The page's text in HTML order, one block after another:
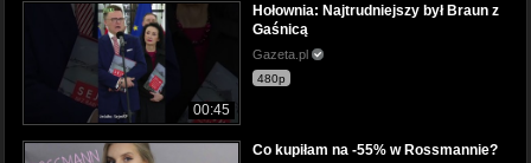
00:45
Hołownia: Najtrudniejszy był Braun z
Gaśnicą
Gazeta.pl
480p
Co kupiłam na -55% w Rossmannie?